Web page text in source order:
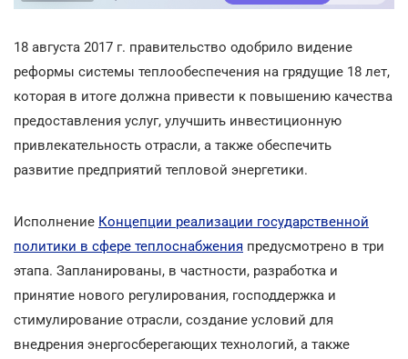
18 августа 2017 г. правительство одобрило видение
реформы системы теплообеспечения на грядущие 18 лет,
которая в итоге должна привести к повышению качества
предоставления услуг, улучшить инвестиционную
привлекательность отрасли, а также обеспечить
развитие предприятий тепловой энергетики.
Исполнение Концепции реализации государственной
политики в сфере теплоснабжения предусмотрено в три
этапа. Запланированы, в частности, разработка и
принятие нового регулирования, господдержка и
стимулирование отрасли, создание условий для
внедрения энергосберегающих технологий, а также